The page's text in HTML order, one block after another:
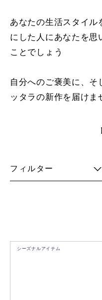
あなたの生活スタイル
にした人にあなたを思
ことでしょう
自分へのご褒美に、そ
ッタラの新作を届けま
フィルター
シーズナルアイテム